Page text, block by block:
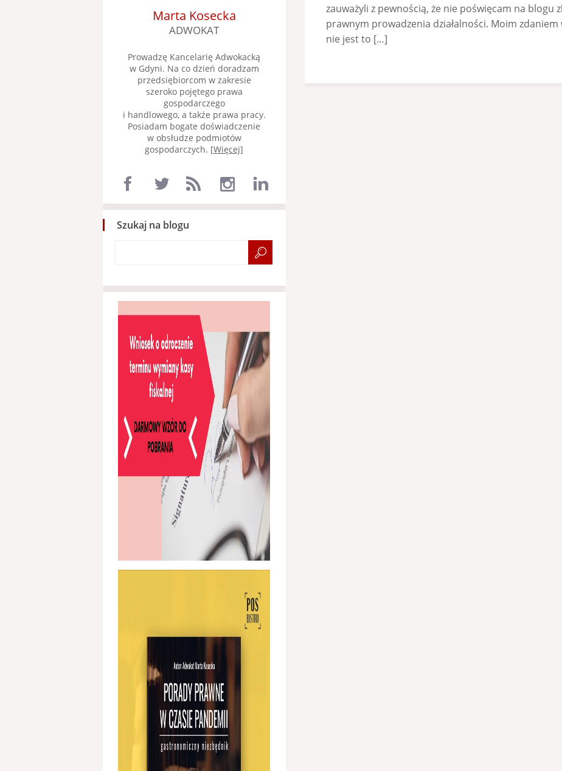
zauważyli z pewnością, że nie poświęcam na blogu
prawnym prowadzenia działalności. Moim
nie jest to […]
Marta Kosecka
ADWOKAT
Prowadzę Kancelarię Adwokacką
w Gdyni. Na co dzień doradzam
przedsiębiorcom w zakresie
szeroko pojętego prawa
gospodarczego
i handlowego, a także prawa pracy.
Posiadam bogate doświadczenie
w obsłudze podmiotów
gospodarczych. [Więcej]
Szukaj na blogu